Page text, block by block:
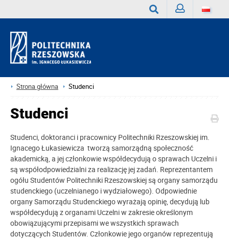
Strona główna Studenci
Studenci
Studenci, doktoranci i pracownicy Politechniki Rzeszowskiej im.
Ignacego Łukasiewicza tworzą samorządną społeczność
akademicką, a jej członkowie współdecydują o sprawach Uczelni i
są współodpowiedzialni za realizację jej zadań. Reprezentantem
ogółu Studentów Politechniki Rzeszowskiej są organy samorządu
studenckiego (uczelnianego i wydziałowego). Odpowiednie
organy Samorządu Studenckiego wyrażają opinię, decydują lub
współdecydują z organami Uczelni w zakresie określonym
obowiązującymi przepisami we wszystkich sprawach
dotyczących Studentów. Członkowie jego organów reprezentują